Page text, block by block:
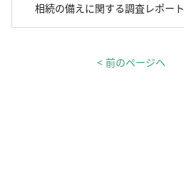
相続の備えに関する調査レポート
< 前のページヘ